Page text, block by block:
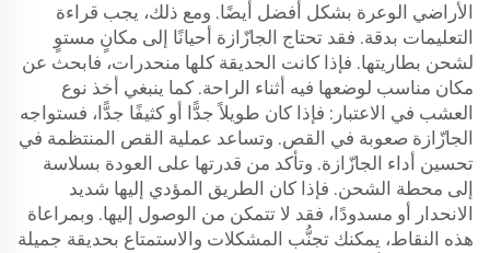
الأراضي الوعرة بشكل أفضل أيضًا. ومع ذلك، يجب قراءة
التعليمات بدقة. فقد تحتاج الجازّازة أحيانًا إلى مكانٍ مستوٍ
لشحن بطاريتها. فإذا كانت الحديقة كلها منحدرات، فابحث عن
مكان مناسب لوضعها فيه أثناء الراحة. كما ينبغي أخذ نوع
العشب في الاعتبار: فإذا كان طويلاً جدًّا أو كثيفًا جدًّا، فستواجه
الجازّازة صعوبة في القص. وتساعد عملية القص المنتظمة في
تحسين أداء الجازّازة. وتأكد من قدرتها على العودة بسلاسة
إلى محطة الشحن. فإذا كان الطريق المؤدي إليها شديد
الانحدار أو مسدودًا، فقد لا تتمكن من الوصول إليها. وبمراعاة
هذه النقاط، يمكنك تجنُّب المشكلات والاستمتاع بحديقة جميلة